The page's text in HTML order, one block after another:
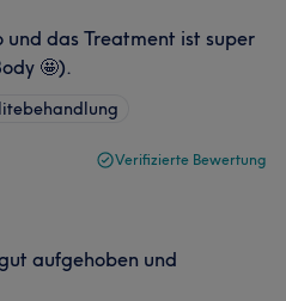
und das Treatment ist super
🤩).
Verifizierte Bewertung
aufgehoben und